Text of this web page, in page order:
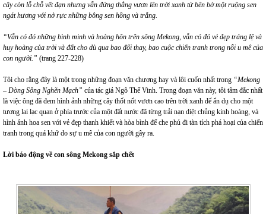
cây còn lỗ chỗ vết đạn nhưng vẫn đứng thẳng vươn lên trời xanh từ bên bờ một ruộng sen
ngát hương với nở rực những bông sen hồng và trắng.
“Vẫn có đó những bình minh và hoàng hôn trên sông Mekong, vẫn có đó vẻ đẹp tráng lệ và
huy hoàng của trời và đất cho dù qua bao đổi thay, bao cuộc chiến tranh trong nỗi u mê của
con người.” (trang 227-228)
Tôi cho rằng đây là một trong những đoạn văn chương hay và lôi cuốn nhất trong “Mekong
– Dòng Sông Nghẽn Mạch” của tác giả Ngô Thế Vinh. Trong đoạn văn này, tôi tâm đắc nhất
là việc ông đã đem hình ảnh những cây thốt nốt vươn cao trên trời xanh để ẩn dụ cho một
tương lai lạc quan ở phía trước của một đất nước đã từng trải nạn diệt chủng kinh hoàng, và
hình ảnh hoa sen với vẻ đẹp thanh khiết và hòa bình để che phủ đi tàn tích phá hoại của chiến
tranh trong quá khứ do sự u mê của con người gây ra.
Lời báo động về con sông Mekong sắp chết